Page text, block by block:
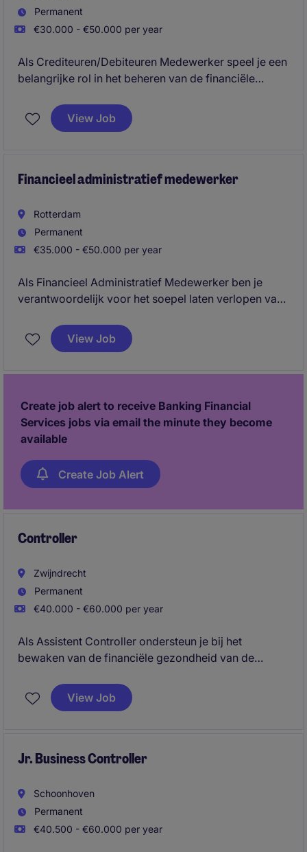
Permanent
€30.000 - €50.000 per year
Als Crediteuren/Debiteuren Medewerker speel je een
belangrijke rol in het beheren van de financiële
jouw nauwkeurigheid en organisatorisch talent zorg
je voor een soepel verloop van de crediteuren- en
View Job
Financieel administratief medewerker
Rotterdam
Permanent
€35.000 - €50.000 per year
Als Financieel Administratief Medewerker ben je
verantwoordelijk voor het soepel laten verlopen van
en organisatietalent draag je bij aan het succes van
de afdeling Accounting & Finance.
View Job
Create job alert to receive Banking Financial
Services jobs via email the minute they become
available
Create Job Alert
Controller
Zwijndrecht
Permanent
€40.000 - €60.000 per year
Als Assistent Controller ondersteun je bij het
bewaken van de financiële gezondheid van de
en analyses. Daarnaast draag je actief bij aan het
verbeteren van financiële processen en ondersteun
View Job
Jr. Business Controller
Schoonhoven
Permanent
€40.500 - €60.000 per year